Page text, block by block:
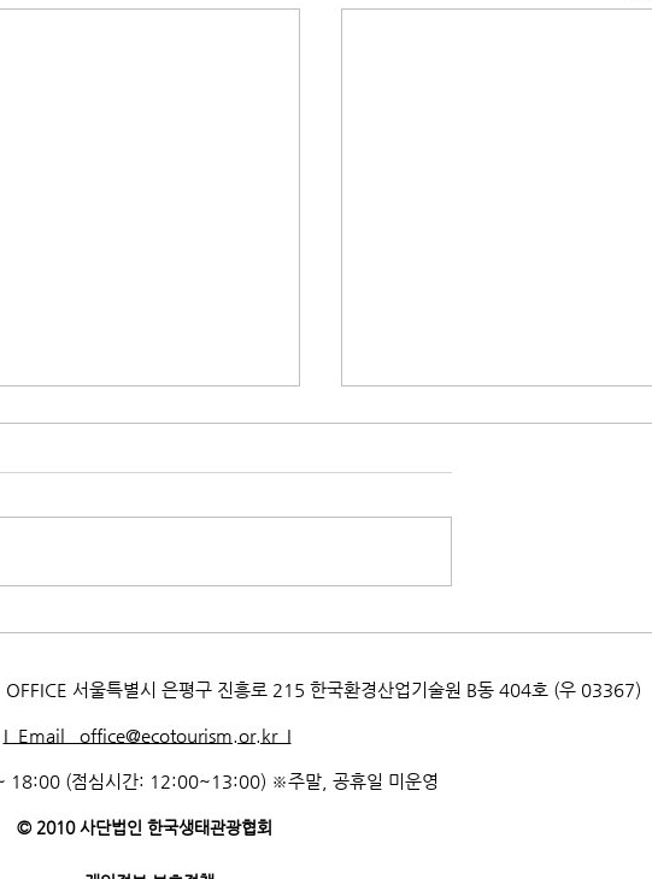
서울특별시 은평구 진흥로 215 한국환경산업기술원 B동 404호 (우 03367)
I Email office@ecotourism.or.kr I
18:00 (점심시간: 12:00~13:00) ※주말, 공휴일 미운영
© 2010 사단법인 한국생태관광협회